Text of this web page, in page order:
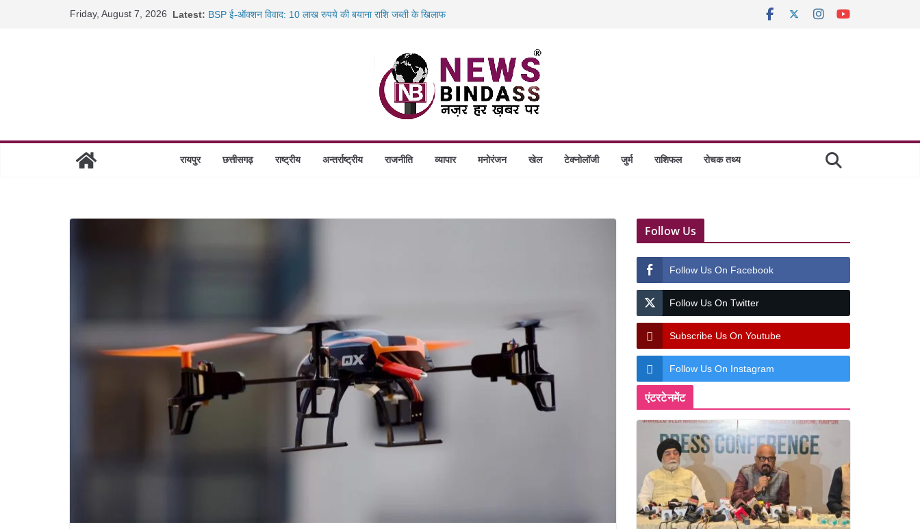
Friday, August 7, 2026 Latest: BSP ई-ऑक्शन विवाद: 10 लाख रुपये की बयाना राशि जब्ती के खिलाफ
छत्तीसगढ़ में 1460 गोधाम होंगे स्थापित, हर विकासखंड के 10 उत्कृष्ट गोठानों
साइबर ठगी पर दुर्ग पुलिस का बड़ा एक्शन: 13 म्यूल बैंक खाताधारक गिरफ्तार
रायपुर छत्तीसगढ़ राष्ट्रीय अन्तर्राष्ट्रीय राजनीति व्यापार मनोरंजन खेल टेक्नोलॉजी जुर्म राशिफल रोचक तथ्य
Follow Us
Follow Us On Facebook
Follow Us On Twitter
Subscribe Us On Youtube
Follow Us On Instagram
एंटरटेनमेंट